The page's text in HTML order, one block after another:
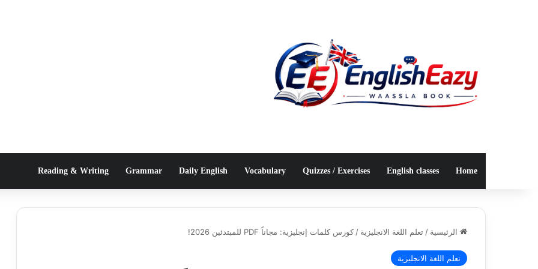
Home
English classes
Quizzes / Exercises
Vocabulary
Daily English
Grammar
Reading & Writing
الرئيسية / تعلم اللغة الانجليزية / كورس كلمات إنجليزية: مجاناً PDF للمبتدئين 2026!
تعلم اللغة الانجليزية